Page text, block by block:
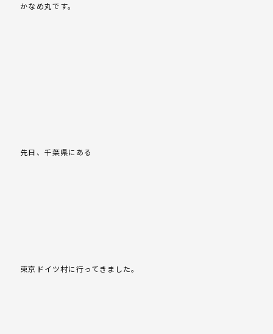
かなめ丸です。
先日、千葉県にある
東京ドイツ村に行ってきました。